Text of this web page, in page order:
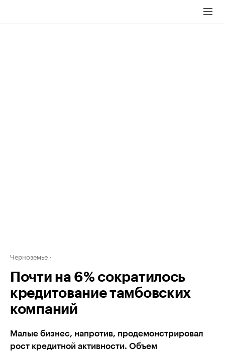
Черноземье
Почти на 6% сократилось
кредитование тамбовских
компаний
Малые бизнес, напротив, продемонстрировал
рост кредитной активности. Объем